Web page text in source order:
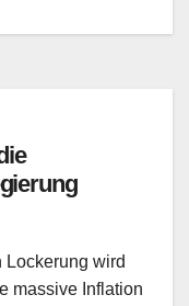
Lockerung wird
massive Inflation